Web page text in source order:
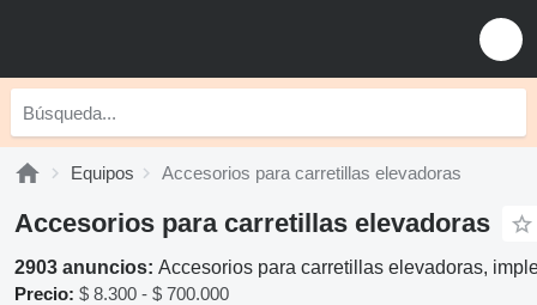
Equipos Accesorios para carretillas elevadoras
Accesorios para carretillas elevadoras
2903 anuncios: Accesorios para carretillas elevadoras,
Precio: $ 8.300 - $ 700.000